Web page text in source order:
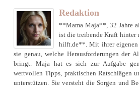
Redaktion
**Mama Maja**, 32 Jahre
ist die treibende Kraft hinter
hilft.de**. Mit ihrer eigenen
sie genau, welche Herausforderungen der
bringt. Maja hat es sich zur Aufgabe
wertvollen Tipps, praktischen Ratschlägen
unterstützen. Sie versteht die Sorgen und